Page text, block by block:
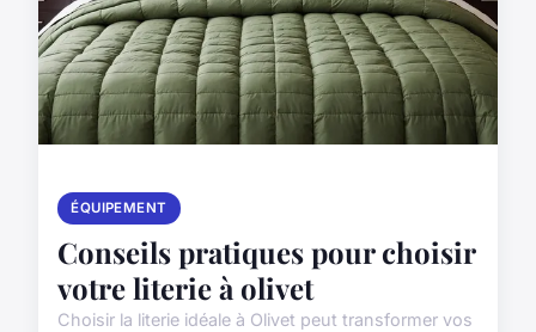
ÉQUIPEMENT
Conseils pratiques pour choisir
votre literie à olivet
Choisir la literie idéale à Olivet peut transformer vos